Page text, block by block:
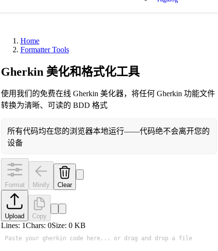
Home
Formatter Tools
Gherkin 美化和格式化工具
使用我们的免费在线 Gherkin 美化器，将任何 Gherkin 功能文件
转换为清晰、可读的 BDD 格式
所有代码均在您的浏览器本地运行——代码绝不会离开您的
设备
Format Minify Clear
Upload Copy
Lines: 1Chars: 0Size: 0KB